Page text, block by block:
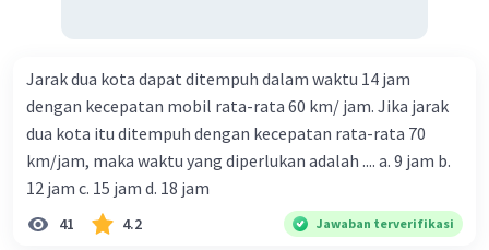
Jarak dua kota dapat ditempuh dalam waktu 14 jam
dengan kecepatan mobil rata-rata 60 km/ jam. Jika jarak
dua kota itu ditempuh dengan kecepatan rata-rata 70
km/jam, maka waktu yang diperlukan adalah .... a. 9 jam b.
12 jam c. 15 jam d. 18 jam
41 4.2 Jawaban terverifikasi